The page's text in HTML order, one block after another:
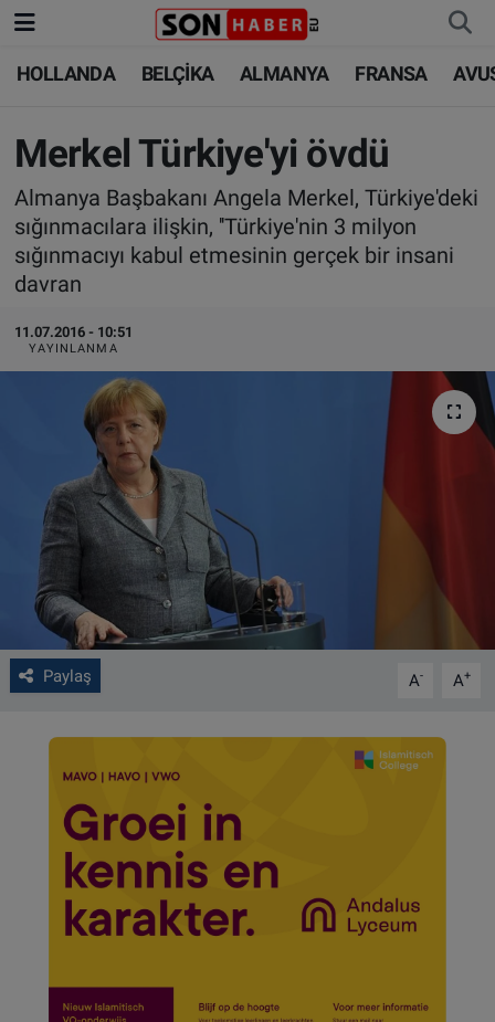
HOLLANDA BELÇİKA ALMANYA FRANSA
Merkel Türkiye'yi övdü
Almanya Başbakanı Angela Merkel, Türkiye'deki
sığınmacılara ilişkin, ''Türkiye'nin 3 milyon
sığınmacıyı kabul etmesinin gerçek bir insani
davran
11.07.2016 - 10:51
YAYINLANMA
Paylaş A- A+
HOLLANDA
BELÇİKA
ALMANYA
FRANSA
SAĞLIK - YAŞAM
BİLİM-TEKNOLOJİ
HOLLANDA
BELÇİKA
ALMANYA
TÜRKİYE
BİLİM-TEKNOLOJİ
SAĞLIK
FOTO GALERİ
VIDEO GALERİ
ALGEMENE VOORWAARDEN
CONTACT
Nöbetçi Eczaneler
Hava Durumu
Trafik Durumu
Süper Lig Puan Durumu ve Fikstür
Son Dakika Haberleri
Haber Arşivi